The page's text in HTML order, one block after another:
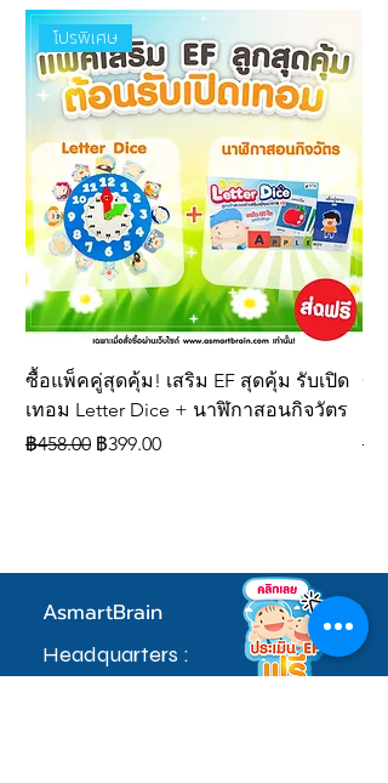
ขนาด 30×30 ซม. หนา 1 ซม.
ชุดสิ่งของ 8 ชิ้น ฝึกเรียนรู้ผ่านการ
เล่น
ผลิตจากโฟมคุณภาพดี ปลอดภัย
สำหรับเด็ก
รองรับแรงกระแทก เหมาะสำหรับเด็ก
เล็ก
สีสันสดใส ช่วยเพิ่มความสนใจใน
การเรียนรู้
ต่อเพิ่มพื้นที่ได้ตามต้องการ
ไม่อมและไม่ซึมน้ำ ทำความสะอาด
ง่าย
น้ำหนักเบา เคลื่อนย้ายสะดวก
ใช้งานได้ยาวนาน
โปรพิเศษ
ซื้อแพ็คคู่สุดคุ้ม! เสริม EF สุดคุ้ม รับเปิด
เทอม Letter Dice + นาฬิกาสอนกิจวัตร
ราคาปกติ
฿458.00 ราคาขายลด
฿399.00
ข
รา
฿
AsmartBrain
Headquarters :